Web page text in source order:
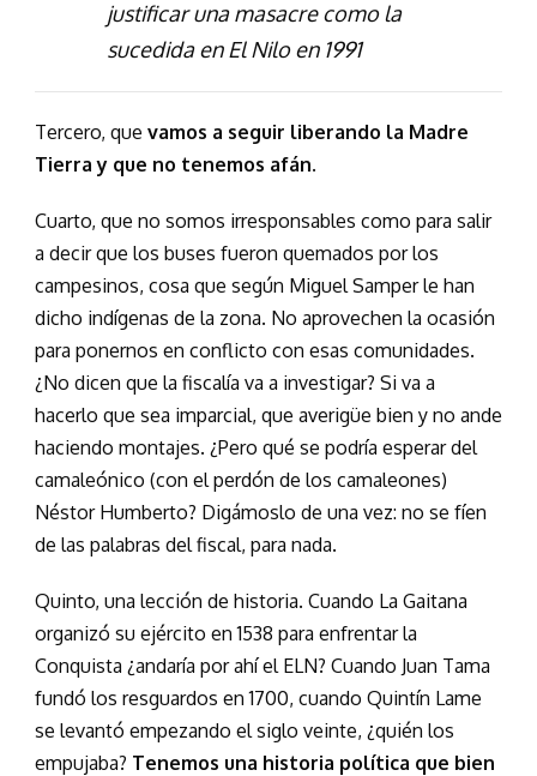
justificar una masacre como la
sucedida en El Nilo en 1991
Tercero, que vamos a seguir liberando la Madre
Tierra y que no tenemos afán.
Cuarto, que no somos irresponsables como para salir
a decir que los buses fueron quemados por los
campesinos, cosa que según Miguel Samper le han
dicho indígenas de la zona. No aprovechen la ocasión
para ponernos en conflicto con esas comunidades.
¿No dicen que la fiscalía va a investigar? Si va a
hacerlo que sea imparcial, que averigüe bien y no ande
haciendo montajes. ¿Pero qué se podría esperar del
camaleónico (con el perdón de los camaleones)
Néstor Humberto? Digámoslo de una vez: no se fíen
de las palabras del fiscal, para nada.
Quinto, una lección de historia. Cuando La Gaitana
organizó su ejército en 1538 para enfrentar la
Conquista ¿andaría por ahí el ELN? Cuando Juan Tama
fundó los resguardos en 1700, cuando Quintín Lame
se levantó empezando el siglo veinte, ¿quién los
empujaba? Tenemos una historia política que bien